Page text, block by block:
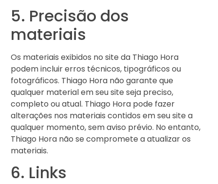
5. Precisão dos
materiais
Os materiais exibidos no site da Thiago Hora
podem incluir erros técnicos, tipográficos ou
fotográficos. Thiago Hora não garante que
qualquer material em seu site seja preciso,
completo ou atual. Thiago Hora pode fazer
alterações nos materiais contidos em seu site a
qualquer momento, sem aviso prévio. No entanto,
Thiago Hora não se compromete a atualizar os
materiais.
6. Links